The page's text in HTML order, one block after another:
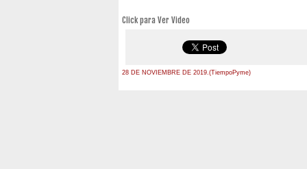
Click para Ver Video
28 DE NOVIEMBRE DE 2019.(TiempoPyme)